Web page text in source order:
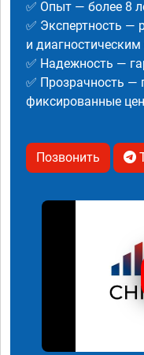
✅ Опыт — более 8
✅ Экспертность
и
✅ Надежность —
✅ Прозрачность —
фиксированные
Позвонить